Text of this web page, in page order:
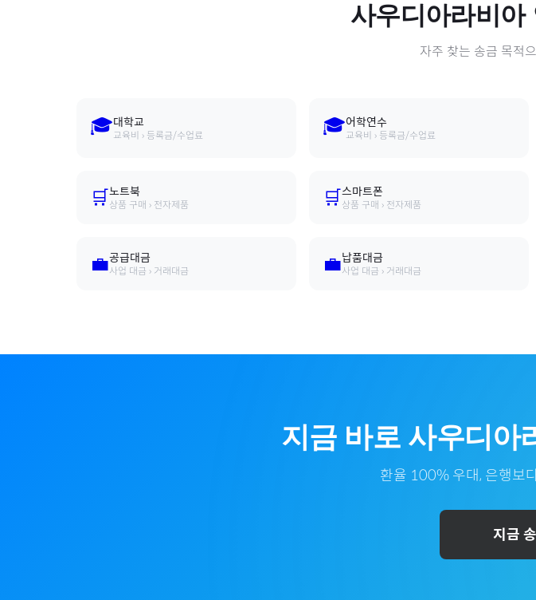
사우디아라비아
자주 찾는 송금 목적
🎓대학교
교육비 › 등록금/수업료 🎓어학연수
교육비 › 등록금/수업료
🛒노트북
상품 구매 › 전자제품 🛒스마트폰
상품 구매 › 전자제품
💼공급대금
사업 대금 › 거래대금 💼납품대금
사업 대금 › 거래대금
지금 바로 사우디아
환율 100% 우대, 은행보
지금